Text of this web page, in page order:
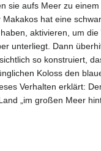
sie aufs Meer zu
hat eine
aktivieren, um
unterliegt. Dann
so konstruiert,
Koloss den
Verhalten erklärt:
„im großen Meer